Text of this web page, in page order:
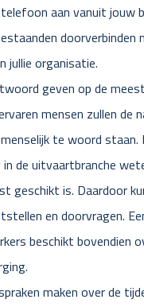
aan vanuit jouw
doorverbinden
jullie organisatie.
geven op de
mensen zullen de
te woord staan.
in de uitvaartbranche
geschikt is. Daardoor
en doorvragen.
beschikt bovendien
maken over de